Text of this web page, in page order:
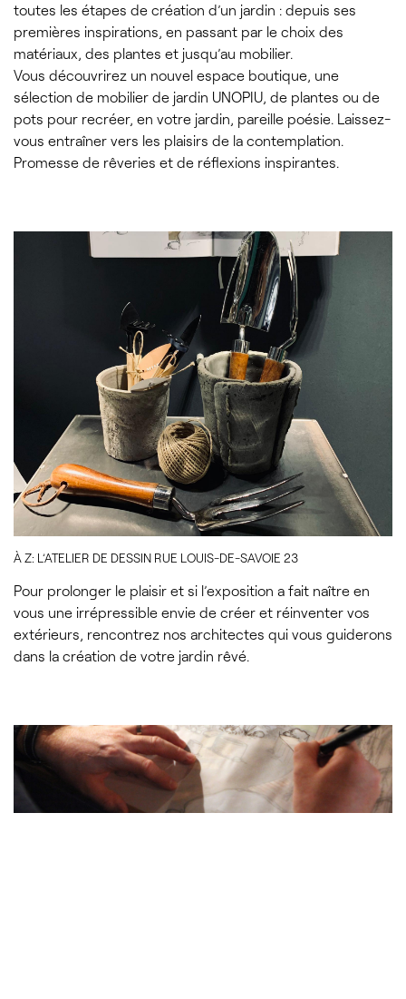
toutes les étapes de création d’un jardin : depuis ses
premières inspirations, en passant par le choix des
matériaux, des plantes et jusqu’au mobilier.
Vous découvrirez un nouvel espace boutique, une
sélection de mobilier de jardin UNOPIU, de plantes ou de
pots pour recréer, en votre jardin, pareille poésie. Laissez-
vous entraîner vers les plaisirs de la contemplation.
Promesse de rêveries et de réflexions inspirantes.
À Z: L’ATELIER DE DESSIN RUE LOUIS-DE-SAVOIE 23
Pour prolonger le plaisir et si l’exposition a fait naître en
vous une irrépressible envie de créer et réinventer vos
extérieurs, rencontrez nos architectes qui vous guiderons
dans la création de votre jardin rêvé.